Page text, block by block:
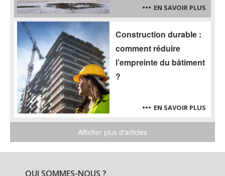
EN SAVOIR PLUS
Construction durable :
comment réduire
l’empreinte du bâtiment
?
EN SAVOIR PLUS
Afficher plus d'articles
QUI SOMMES-NOUS ?